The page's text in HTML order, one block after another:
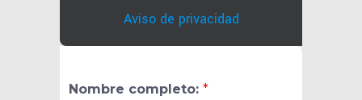
Aviso de privacidad
Nombre completo: *